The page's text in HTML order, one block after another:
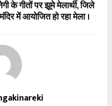
के गीतों पर झूमे मेलार्थी, जिले
में आयोजित हो रहा मेला ।